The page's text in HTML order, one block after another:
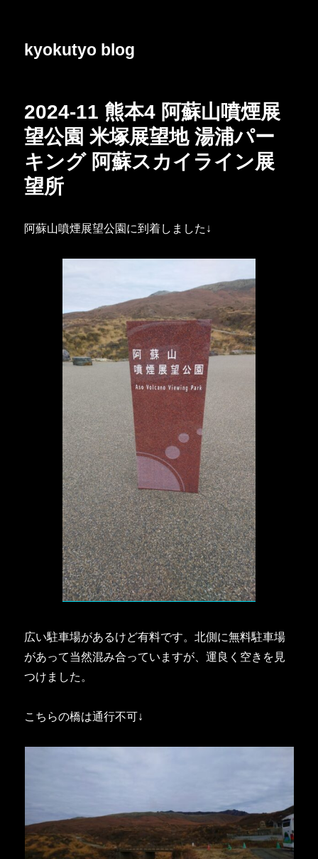
kyokutyo blog
2024-11 熊本4 阿蘇山噴煙展
望公園 米塚展望地 湯浦パー
キング 阿蘇スカイライン展
望所
阿蘇山噴煙展望公園に到着しました↓
広い駐車場があるけど有料です。北側に無料駐車場
があって当然混み合っていますが、運良く空きを見
つけました。
こちらの橋は通行不可↓